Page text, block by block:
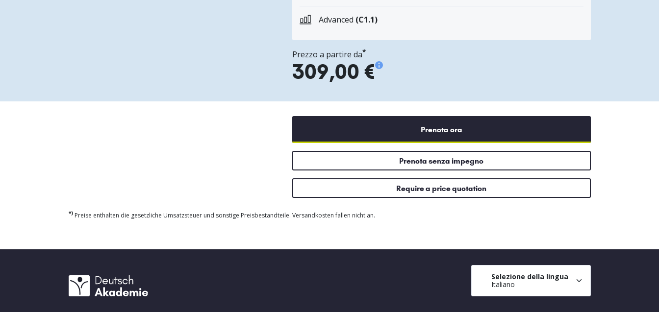
Advanced (C1.1)
Prezzo a partire da*
309,00 €
Prenota ora
Prenota senza impegno
Require a price quotation
*)Preise enthalten die gesetzliche Umsatzsteuer und sonstige Preisbestandteile. Versandkosten fallen nicht an.
Selezione della lingua
Italiano